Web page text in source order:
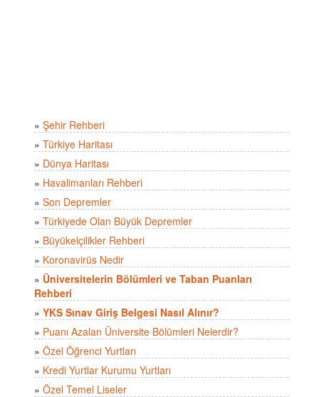
» Şehir Rehberi
» Türkiye Haritası
» Dünya Haritası
» Havalimanları Rehberi
» Son Depremler
» Türkiyede Olan Büyük Depremler
» Büyükelçilikler Rehberi
» Koronavirüs Nedir
» Üniversitelerin Bölümleri ve Taban Puanları
Rehberi
» YKS Sınav Giriş Belgesi Nasıl Alınır?
» Puanı Azalan Üniversite Bölümleri Nelerdir?
» Özel Öğrenci Yurtları
» Kredi Yurtlar Kurumu Yurtları
» Özel Temel Liseler